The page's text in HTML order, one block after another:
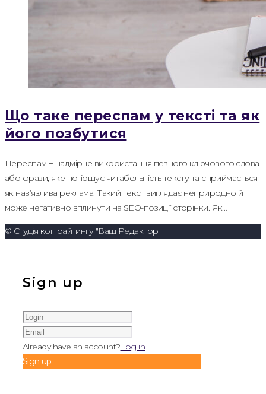
Що таке переспам у тексті та як
його позбутися
Переспам − надмірне використання певного ключового слова
або фрази, яке погіршує читабельність тексту та сприймається
як нав’язлива реклама. Такий текст виглядає неприродно й
може негативно вплинути на SEO-позиції сторінки. Як…
© Студія копірайтингу "Ваш Редактор"
Sign up
Already have an account?Log in
Sign up